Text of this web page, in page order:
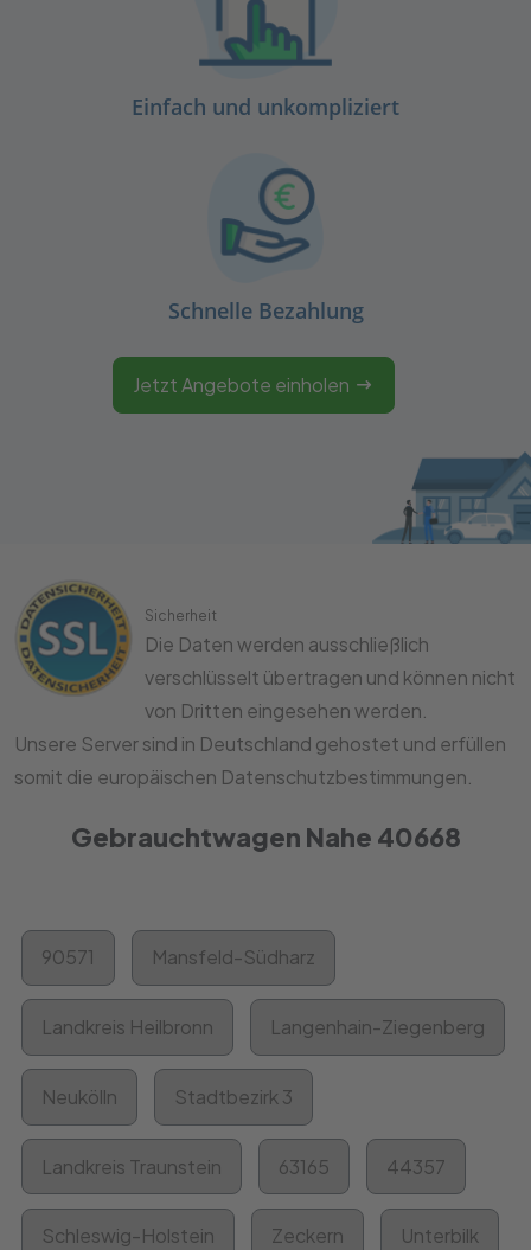
Einfach und unkompliziert
Schnelle Bezahlung
Jetzt Angebote einholen
Sicherheit
Die Daten werden ausschließlich
verschlüsselt übertragen und können nicht
von Dritten eingesehen werden.
Unsere Server sind in Deutschland gehostet und erfüllen
somit die europäischen Datenschutzbestimmungen.
Gebrauchtwagen Nahe 40668
90571 Mansfeld-Südharz
Landkreis Heilbronn Langenhain-Ziegenberg
Neukölln Stadtbezirk 3
Landkreis Traunstein 63165 44357
Schleswig-Holstein Zeckern Unterbilk